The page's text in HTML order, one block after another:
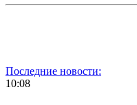
Последние новости:
10:08